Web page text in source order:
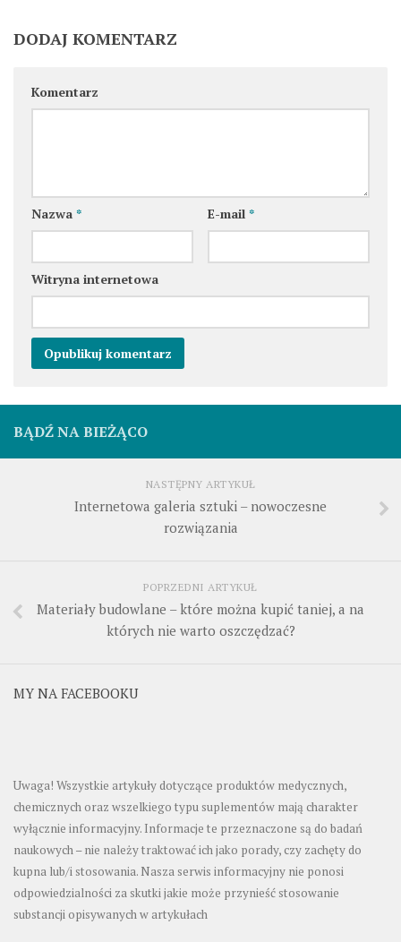
DODAJ KOMENTARZ
Komentarz
Nazwa * E-mail *
Witryna internetowa
BĄDŹ NA BIEŻĄCO
NASTĘPNY ARTYKUŁ
Internetowa galeria sztuki – nowoczesne
rozwiązania
POPRZEDNI ARTYKUŁ
Materiały budowlane – które można kupić taniej, a na
których nie warto oszczędzać?
MY NA FACEBOOKU
Uwaga! Wszystkie artykuły dotyczące produktów medycznych,
chemicznych oraz wszelkiego typu suplementów mają charakter
wyłącznie informacyjny. Informacje te przeznaczone są do badań
naukowych – nie należy traktować ich jako porady, czy zachęty do
kupna lub/i stosowania. Nasza serwis informacyjny nie ponosi
odpowiedzialności za skutki jakie może przynieść stosowanie
substancji opisywanych w artykułach